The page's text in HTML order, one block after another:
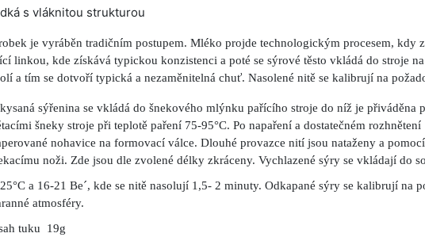
s vláknitou strukturou
je vyráběn tradičním postupem. Mléko projde technologickým procesem, kdy
linkou, kde získává typickou konzistenci a poté se sýrové těsto vkládá do stroje
a tím se dotvoří typická a nezaměnitelná chuť. Nasolené nitě se kalibrují na
sýřenina se vkládá do šnekového mlýnku pařícího stroje do níž je přiváděna
šneky stroje při teplotě paření 75-95°C. Po napaření a dostatečném
nohavice na formovací válce. Dlouhé provazce nití jsou nataženy a
noži. Zde jsou dle zvolené délky zkráceny. Vychlazené sýry se vkládají do
a 16-21 Be´, kde se nitě nasolují 1,5- 2 minuty. Odkapané sýry se kalibrují na
atmosféry.
tuku 19g